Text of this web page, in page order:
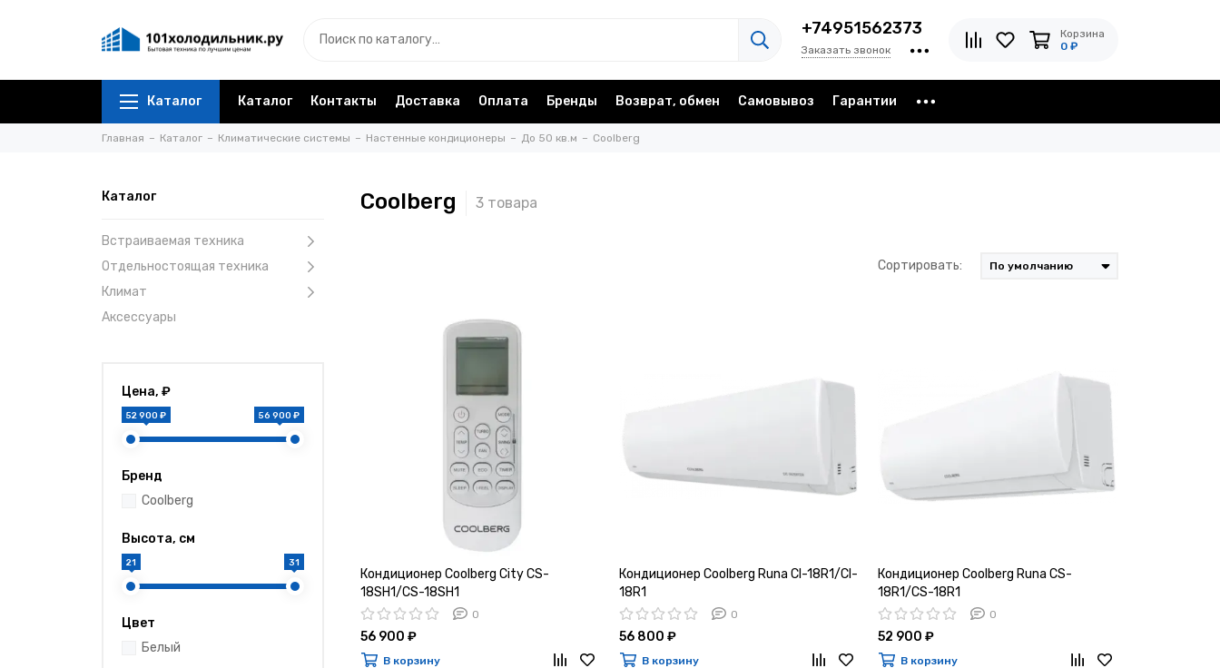
+74951562373
Заказать звонок
Корзина
0 ₽
Каталог Каталог Контакты Доставка Оплата Бренды Возврат, обмен Самовывоз Гарантии
Главная Каталог Климатические системы Настенные кондиционеры До 50 кв.м Coolberg
Каталог
Встраиваемая техника
Отдельностоящая техника
Климат
Аксессуары
Цена, ₽
52 900 ₽ 56 900 ₽
Бренд
Coolberg
Высота, см
21 31
Цвет
Белый
Coolberg
Сортировать:
Кондиционер Coolberg City CS-
18SH1/CS-18SH1
0
56 900 ₽
В корзину
Кондиционер Coolberg Runa CI-18R1/CI-
18R1
0
56 800 ₽
В корзину
Кондиционер Coolberg Runa CS-
18R1/CS-18R1
0
52 900 ₽
В корзину